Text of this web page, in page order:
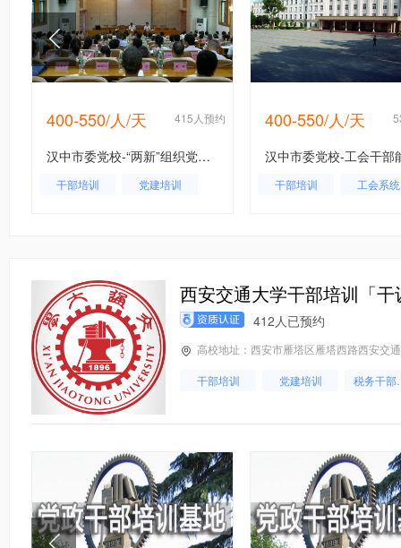
400-550/人/天 415人预约
汉中市委党校-“两新”组织党组织建设专题培训班
干部培训 党建培训
400-550/人/天
干部培训 工会系统
西安交通大学干部培训「干
412人已预约
高校地址：西安市雁塔区雁塔西路西安交
干部培训 党建培训 税